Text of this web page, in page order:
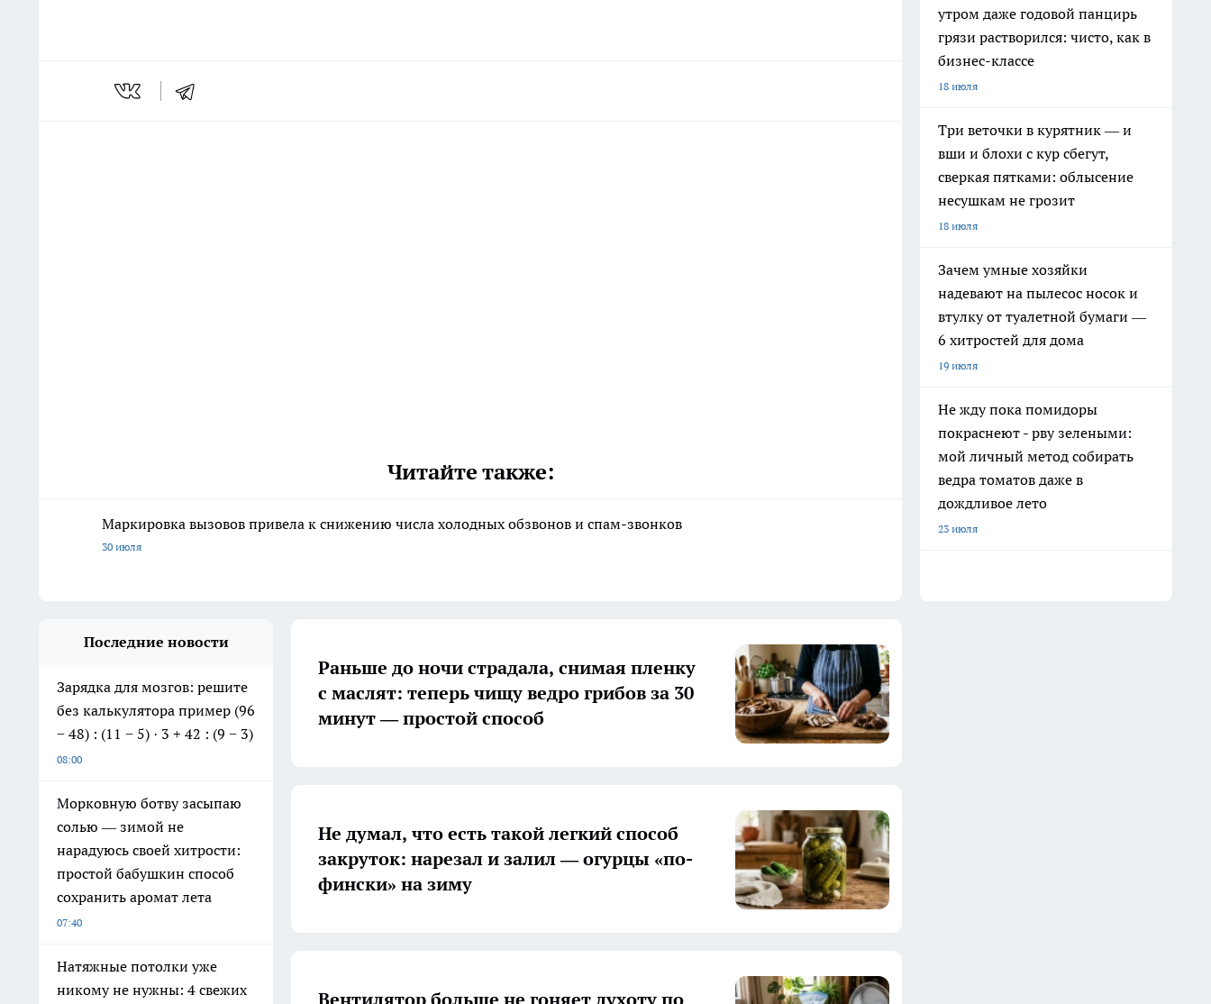
Читайте также:
Маркировка вызовов привела к снижению числа холодных обзвонов и спам-звонков
30 июля
утром даже годовой панцирь
грязи растворился: чисто, как в
бизнес-классе
18 июля
Три веточки в курятник — и
вши и блохи с кур сбегут,
сверкая пятками: облысение
несушкам не грозит
18 июля
Зачем умные хозяйки
надевают на пылесос носок и
втулку от туалетной бумаги —
6 хитростей для дома
19 июля
Не жду пока помидоры
покраснеют - рву зелеными:
мой личный метод собирать
ведра томатов даже в
дождливое лето
23 июля
Последние новости
Зарядка для мозгов: решите
без калькулятора пример (96
− 48) : (11 − 5) · 3 + 42 : (9 − 3)
08:00
Морковную ботву засыпаю
солью — зимой не
нарадуюсь своей хитрости:
простой бабушкин способ
сохранить аромат лета
07:40
Натяжные потолки уже
никому не нужны: 4 свежих
Раньше до ночи страдала, снимая пленку
с маслят: теперь чищу ведро грибов за 30
минут — простой способ
Не думал, что есть такой легкий способ
закруток: нарезал и залил — огурцы «по-
фински» на зиму